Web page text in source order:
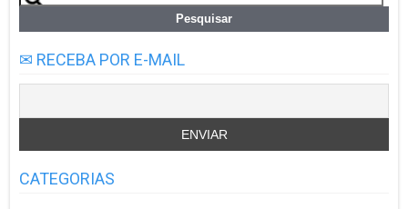
por:
✉ RECEBA POR E-MAIL
CATEGORIAS